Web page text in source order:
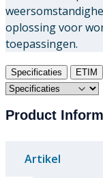
oplossing voor
toepassingen.
Specificaties ETIM
Product
Artikel